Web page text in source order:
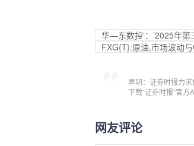
华—东数控‘：’2025年
FXG{T}:原油,市场波动
声明：证券时报力
下载“证券时报”官
网友评论